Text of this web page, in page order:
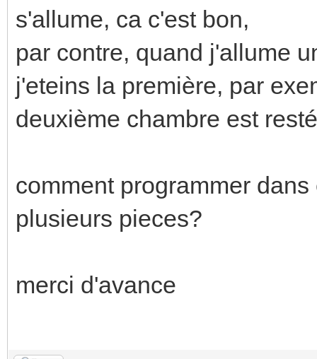
s'allume, ca c'est bon,
par contre, quand j'allume
j'eteins la première, par
deuxième chambre est
comment programmer
plusieurs pieces?
merci d'avance